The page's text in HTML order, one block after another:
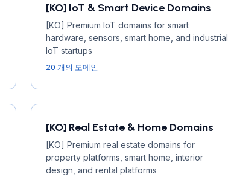
[KO] IoT & Smart Device Domains
[KO] Premium IoT domains for smart
hardware, sensors, smart home, and industrial
IoT startups
20 개의 도메인
[KO] Real Estate & Home Domains
[KO] Premium real estate domains for
property platforms, smart home, interior
design, and rental platforms